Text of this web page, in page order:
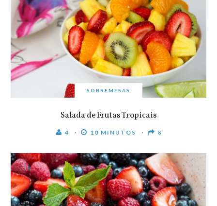
SOBREMESAS
Salada de Frutas Tropicais
4 10 MINUTOS 8